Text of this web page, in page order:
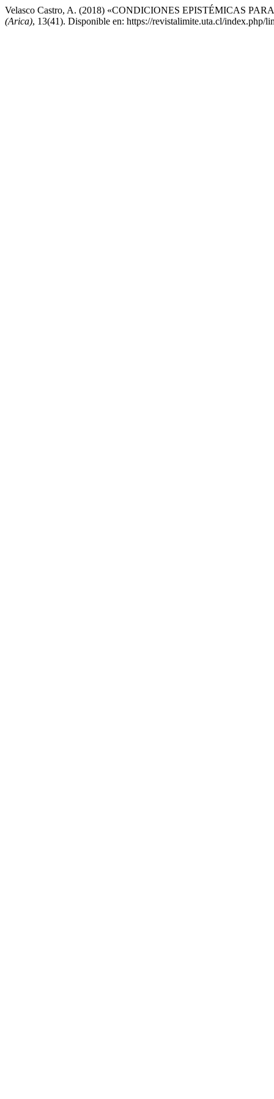
Velasco Castro, A. (2018) «CONDICIONES EPISTÉMICAS
(Arica), 13(41). Disponible en: https://revistalimite.uta.cl/index.php/